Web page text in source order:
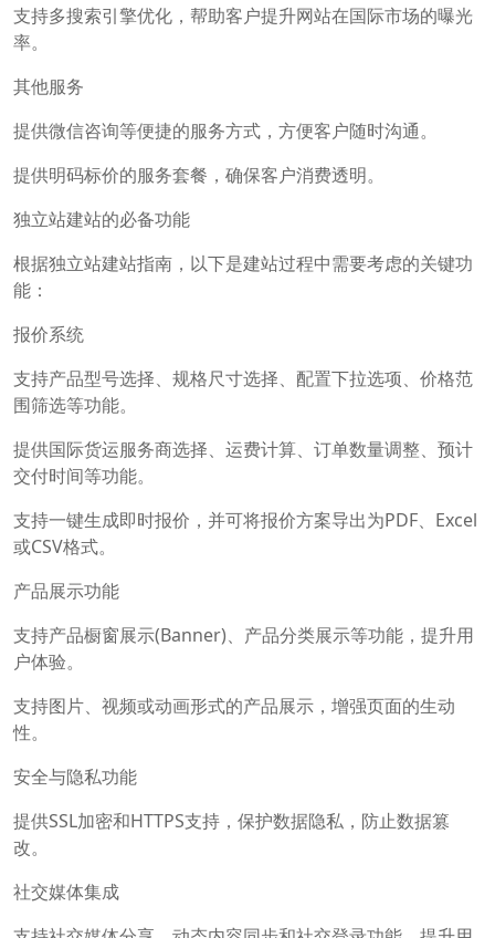
支持多搜索引擎优化，帮助客户提升网站在国际市场的曝光
率。
其他服务
提供微信咨询等便捷的服务方式，方便客户随时沟通。
提供明码标价的服务套餐，确保客户消费透明。
独立站建站的必备功能
根据独立站建站指南，以下是建站过程中需要考虑的关键功
能：
报价系统
支持产品型号选择、规格尺寸选择、配置下拉选项、价格范
围筛选等功能。
提供国际货运服务商选择、运费计算、订单数量调整、预计
交付时间等功能。
支持一键生成即时报价，并可将报价方案导出为PDF、Excel
或CSV格式。
产品展示功能
支持产品橱窗展示(Banner)、产品分类展示等功能，提升用
户体验。
支持图片、视频或动画形式的产品展示，增强页面的生动
性。
安全与隐私功能
提供SSL加密和HTTPS支持，保护数据隐私，防止数据篡
改。
社交媒体集成